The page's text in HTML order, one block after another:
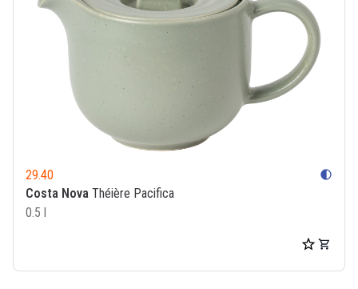
29.40 contrast
Costa Nova Théière Pacifica
0.5 l